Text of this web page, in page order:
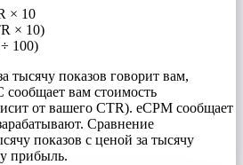
× 10
× 10)
100)
тысячу показов говорит вам,
сообщает вам стоимость
от вашего CTR). eCPM сообщает
Сравнение
показов с ценой за тысячу
прибыль.